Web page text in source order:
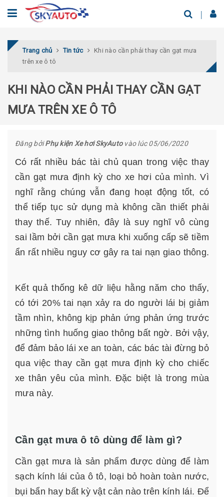
Trang chủ Tin tức
Khi nào cần phải thay cần gạt mưa
trên xe ô tô
KHI NÀO CẦN PHẢI THAY CẦN GẠT
MƯA TRÊN XE Ô TÔ
Đăng bởiPhụ kiện Xe hơi SkyAutovào lúc 05/06/2020
Có rất nhiều bác tài chủ quan trong việc thay
cần gạt mưa định kỳ cho xe hơi của mình. Vì
nghĩ rằng chúng vẫn đang hoạt động tốt, có
thể tiếp tục sử dụng mà không cần thiết phải
thay thế. Tuy nhiên, đây là suy nghĩ vô cùng
sai lầm bởi cần gạt mưa khi xuống cấp sẽ tiềm
ẩn rất nhiều nguy cơ gây ra tai nạn giao thông.
Kết quả thống kê dữ liệu hằng năm cho thấy,
có tới 20% tai nạn xảy ra do người lái bị giảm
tầm nhìn, không kịp phản ứng phản ứng trước
những tình huống giao thông bất ngờ. Bởi vậy,
để đảm bảo lái xe an toàn, các bác tài đừng bỏ
qua việc thay cần gạt mưa định kỳ cho chiếc
xe thân yêu của mình. Đặc biệt là trong mùa
mưa này.
Cần gạt mưa ô tô dùng để làm gì?
Cần gạt mưa là sản phẩm được dùng để làm
sạch kính lái của ô tô, loại bỏ hoàn toàn nước,
bụi bẩn hay bất kỳ vật cản nào trên kính lái. Để